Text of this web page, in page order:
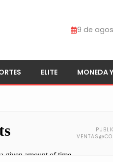
9 de
ELITE MONEDA